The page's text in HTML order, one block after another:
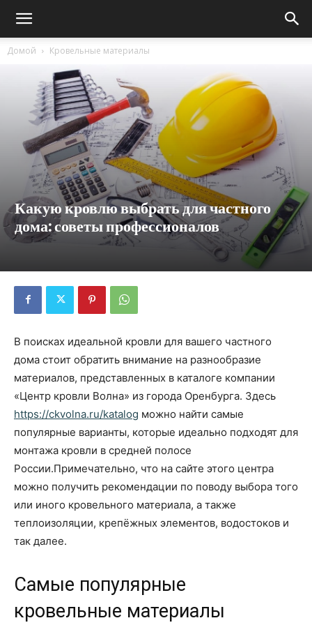
Домой Кровельные материалы
Какую кровлю выбрать для частного
дома: советы профессионалов
В поисках идеальной кровли для вашего частного
дома стоит обратить внимание на разнообразие
материалов, представленных в каталоге компании
«Центр кровли Волна» из города Оренбурга. Здесь
https://ckvolna.ru/katalog можно найти самые
популярные варианты, которые идеально подходят для
монтажа кровли в средней полосе
России.Примечательно, что на сайте этого центра
можно получить рекомендации по поводу выбора того
или иного кровельного материала, а также
теплоизоляции, крепёжных элементов, водостоков и
так далее.
Самые популярные
кровельные материалы